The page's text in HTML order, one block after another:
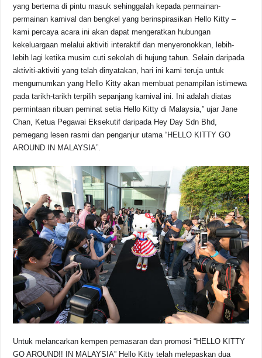
yang bertema di pintu masuk sehinggalah kepada permainan-
permainan karnival dan bengkel yang berinspirasikan Hello Kitty –
kami percaya acara ini akan dapat mengeratkan hubungan
kekeluargaan melalui aktiviti interaktif dan menyeronokkan, lebih-
lebih lagi ketika musim cuti sekolah di hujung tahun. Selain daripada
aktiviti-aktiviti yang telah dinyatakan, hari ini kami teruja untuk
mengumumkan yang Hello Kitty akan membuat penampilan istimewa
pada tarikh-tarikh terpilih sepanjang karnival ini. Ini adalah diatas
permintaan ribuan peminat setia Hello Kitty di Malaysia,” ujar Jane
Chan, Ketua Pegawai Eksekutif daripada Hey Day Sdn Bhd,
pemegang lesen rasmi dan penganjur utama “HELLO KITTY GO
AROUND IN MALAYSIA”.
Untuk melancarkan kempen pemasaran dan promosi “HELLO KITTY
GO AROUND!! IN MALAYSIA” Hello Kitty telah melepaskan dua